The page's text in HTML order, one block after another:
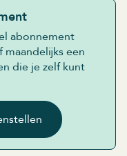
abonnement
een
die je zelf kunt